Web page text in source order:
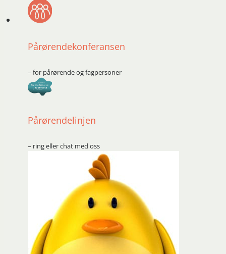
Pårørendekonferansen
– for pårørende og fagpersoner
Pårørendelinjen
– ring eller chat med oss